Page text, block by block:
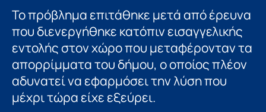
Το πρόβλημα επιτάθηκε μετά από έρευνα
που διενεργήθηκε κατόπιν εισαγγελικής
εντολής στον χώρο που μεταφέρονταν τα
απορρίμματα του δήμου, ο οποίος πλέον
αδυνατεί να εφαρμόσει την λύση που
μέχρι τώρα είχε εξεύρει.